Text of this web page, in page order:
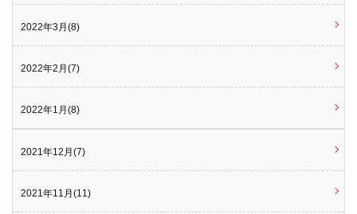
2022年3月(8)
2022年2月(7)
2022年1月(8)
2021年12月(7)
2021年11月(11)